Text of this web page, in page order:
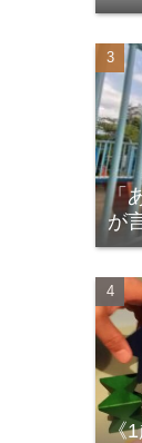
故
「
が
来
《